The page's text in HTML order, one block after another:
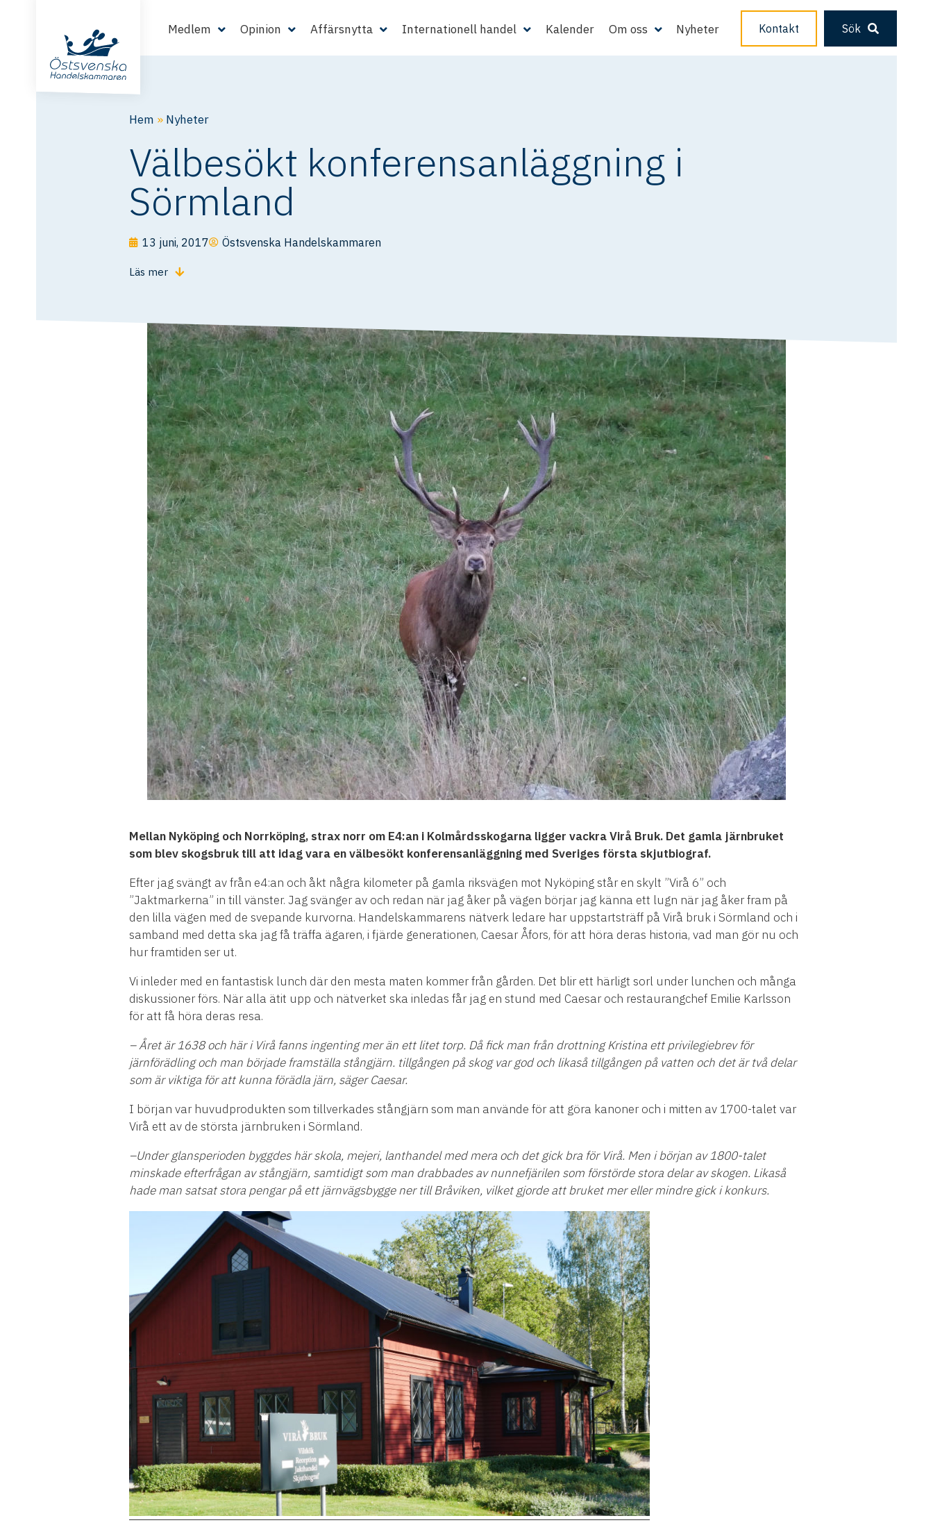
Medlem Opinion Affärsnytta Internationell handel Kalender Om oss Nyheter Kontakt Sök
Hem » Nyheter
Välbesökt konferensanläggning i
Sörmland
13 juni, 2017 Östsvenska Handelskammaren
Läs mer
Mellan Nyköping och Norrköping, strax norr om E4:an i Kolmårdsskogarna ligger vackra Virå Bruk. Det gamla järnbruket
som blev skogsbruk till att idag vara en välbesökt konferensanläggning med Sveriges första skjutbiograf.
Efter jag svängt av från e4:an och åkt några kilometer på gamla riksvägen mot Nyköping står en skylt ”Virå 6” och
”Jaktmarkerna” in till vänster. Jag svänger av och redan när jag åker på vägen börjar jag känna ett lugn när jag åker fram på
den lilla vägen med de svepande kurvorna. Handelskammarens nätverk ledare har uppstartsträff på Virå bruk i Sörmland och i
samband med detta ska jag få träffa ägaren, i fjärde generationen, CaesarÅfors, för att höra deras historia, vad man gör nu och
hur framtiden ser ut.
Vi inleder med en fantastisk lunch där den mesta maten kommer från gården. Det blir ett härligt sorl under lunchen och många
diskussioner förs. När alla ätit upp och nätverket ska inledas får jag en stund med Caesar och restaurangchef Emilie Karlsson
för att få höra deras resa.
–Åretär 1638 och här i Virå fanns ingenting merän ett litet torp. Då fick man från drottning Kristina ett privilegiebrev för
järnförädling och man började framställa stångjärn. tillgången på skog var god och likaså tillgången på vatten och detär två delar
som är viktiga för att kunna förädla järn, säger Caesar.
I början var huvudprodukten som tillverkades stångjärn som man använde för att göra kanoner och i mitten av 1700-talet var
Virå ett av de största järnbruken i Sörmland.
–Under glansperioden byggdes här skola, mejeri, lanthandel med mera och det gick bra för Virå. Men i början av 1800-talet
minskade efterfrågan av stångjärn, samtidigt som man drabbades av nunnefjärilen som förstörde stora delar av skogen. Likaså
hade man satsat stora pengar på ett järnvägsbygge ner till Bråviken, vilket gjorde att bruket mer eller mindre gick i konkurs.